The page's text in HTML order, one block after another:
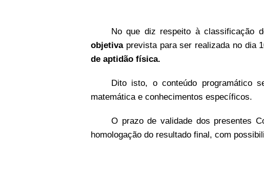
No que diz respeito à classificação
objetivaprevista para ser realizada no dia
de aptidão física.
Dito isto, o conteúdo programático
matemática e conhecimentos específicos.
O prazo de validade dos presentes
homologação do resultado final, com